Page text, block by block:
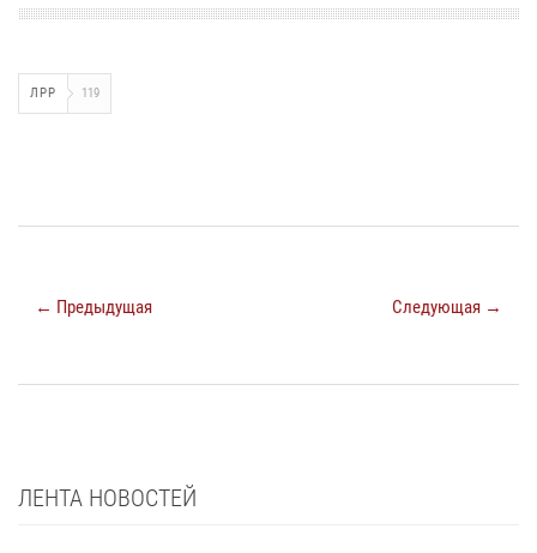
ЛРР 119
← Предыдущая Следующая →
ЛЕНТА НОВОСТЕЙ